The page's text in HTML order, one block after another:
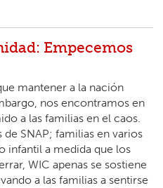
Empecemos
mantener a la nación
nos encontramos en
a las familias en el caos.
SNAP; familias en varios
infantil a medida que los
WIC apenas se sostiene
a las familias a sentirse